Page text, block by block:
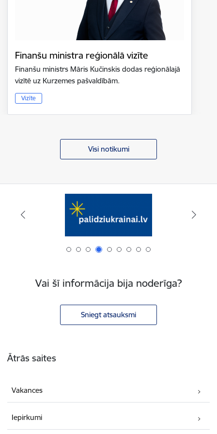
Finanšu ministra reģionālā vizīte
Finanšu ministrs Māris Kučinskis dodas reģionālajā
vizītē uz Kurzemes pašvaldībām.
Vizīte
Visi notikumi
Vai šī informācija bija noderīga?
Sniegt atsauksmi
Ātrās saites
Vakances
Iepirkumi